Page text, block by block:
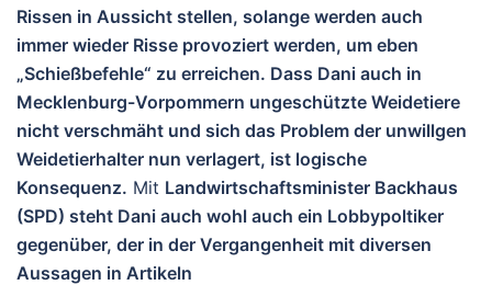
Rissen in Aussicht stellen, solange werden auch
immer wieder Risse provoziert werden, um eben
„Schießbefehle“ zu erreichen. Dass Dani auch in
Mecklenburg-Vorpommern ungeschützte Weidetiere
nicht verschmäht und sich das Problem der unwillgen
Weidetierhalter nun verlagert, ist logische
Konsequenz. Mit Landwirtschaftsminister Backhaus
(SPD) steht Dani auch wohl auch ein Lobbypoltiker
gegenüber, der in der Vergangenheit mit diversen
Aussagen in Artikeln